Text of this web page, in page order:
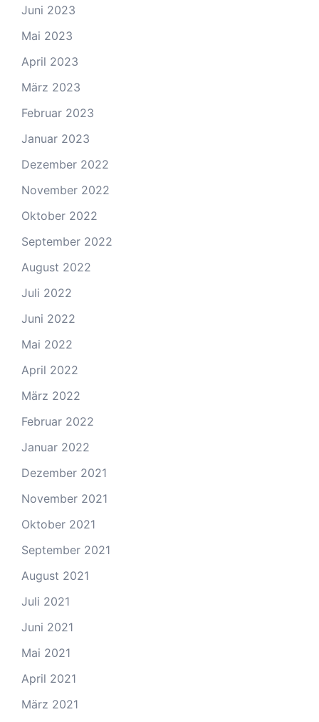
Juni 2023
Mai 2023
April 2023
März 2023
Februar 2023
Januar 2023
Dezember 2022
November 2022
Oktober 2022
September 2022
August 2022
Juli 2022
Juni 2022
Mai 2022
April 2022
März 2022
Februar 2022
Januar 2022
Dezember 2021
November 2021
Oktober 2021
September 2021
August 2021
Juli 2021
Juni 2021
Mai 2021
April 2021
März 2021